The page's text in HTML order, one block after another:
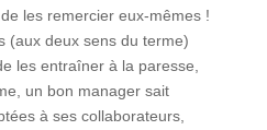
les remercier eux-mêmes !
(aux deux sens du terme)
les entraîner à la paresse,
un bon manager sait
à ses collaborateurs,